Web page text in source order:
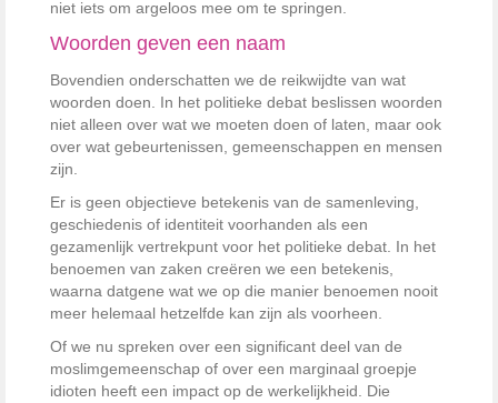
niet iets om argeloos mee om te springen.
Woorden geven een naam
Bovendien onderschatten we de reikwijdte van wat
woorden doen. In het politieke debat beslissen woorden
niet alleen over wat we moeten doen of laten, maar ook
over wat gebeurtenissen, gemeenschappen en mensen
zijn.
Er is geen objectieve betekenis van de samenleving,
geschiedenis of identiteit voorhanden als een
gezamenlijk vertrekpunt voor het politieke debat. In het
benoemen van zaken creëren we een betekenis,
waarna datgene wat we op die manier benoemen nooit
meer helemaal hetzelfde kan zijn als voorheen.
Of we nu spreken over een significant deel van de
moslimgemeenschap of over een marginaal groepje
idioten heeft een impact op de werkelijkheid. Die